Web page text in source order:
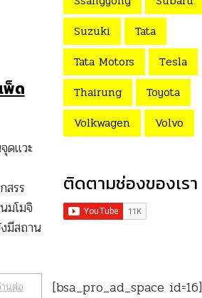
พ็ด
ดแวะ
สรร
มโมจิ
มีสถาน
นต่อ
Suzuki
Tata
Tata Motors
Tesla
Thairung
Toyota
Volkwagen
Volvo
ติดตามช่องของเรา
[bsa_pro_ad_space id=16]